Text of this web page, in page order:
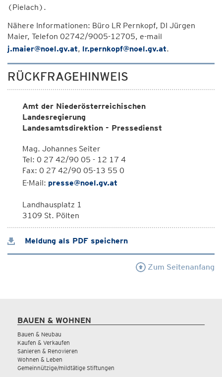
(Pielach).
Nähere Informationen: Büro LR Pernkopf, DI Jürgen
Maier, Telefon 02742/9005-12705, e-mail
j.maier@noel.gv.at, lr.pernkopf@noel.gv.at.
RÜCKFRAGEHINWEIS
Amt der Niederösterreichischen
Landesregierung
Landesamtsdirektion - Pressedienst
Mag. Johannes Seiter
Tel: 0 27 42/90 05 - 12 17 4
Fax: 0 27 42/90 05-13 55 0
E-Mail: presse@noel.gv.at
Landhausplatz 1
3109 St. Pölten
Meldung als PDF speichern
Zum Seitenanfang
BAUEN & WOHNEN
Bauen & Neubau
Kaufen & Verkaufen
Sanieren & Renovieren
Wohnen & Leben
Gemeinnützige/mildtätige Stiftungen